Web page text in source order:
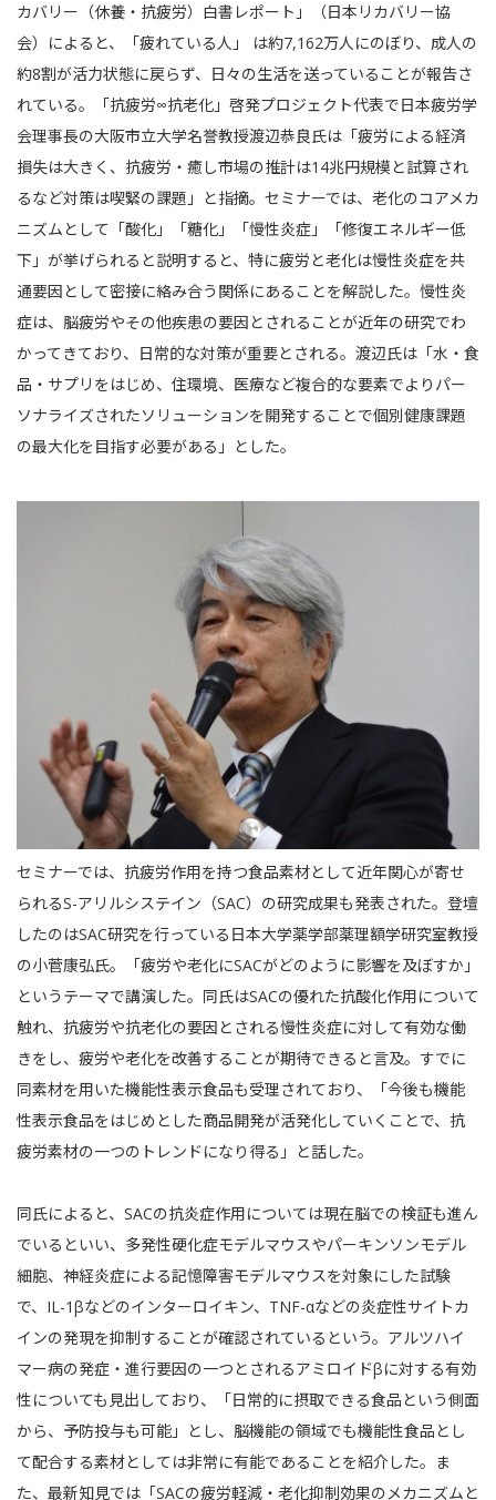
カバリー（休養・抗疲労）白書レポート」（日本リカバリー協
会）によると、「疲れている人」 は約7,162万人にのぼり、成人の
約8割が活力状態に戻らず、日々の生活を送っていることが報告さ
れている。「抗疲労∞抗老化」啓発プロジェクト代表で日本疲労学
会理事長の大阪市立大学名誉教授渡辺恭良氏は「疲労による経済
損失は大きく、抗疲労・癒し市場の推計は14兆円規模と試算され
るなど対策は喫緊の課題」と指摘。セミナーでは、老化のコアメカ
ニズムとして「酸化」「糖化」「慢性炎症」「修復エネルギー低
下」が挙げられると説明すると、特に疲労と老化は慢性炎症を共
通要因として密接に絡み合う関係にあることを解説した。慢性炎
症は、脳疲労やその他疾患の要因とされることが近年の研究でわ
かってきており、日常的な対策が重要とされる。渡辺氏は「水・食
品・サプリをはじめ、住環境、医療など複合的な要素でよりパー
ソナライズされたソリューションを開発することで個別健康課題
の最大化を目指す必要がある」とした。
セミナーでは、抗疲労作用を持つ食品素材として近年関心が寄せ
られるS-アリルシステイン（SAC）の研究成果も発表された。登壇
したのはSAC研究を行っている日本大学薬学部薬理額学研究室教授
の小菅康弘氏。「疲労や老化にSACがどのように影響を及ぼすか」
というテーマで講演した。同氏はSACの優れた抗酸化作用について
触れ、抗疲労や抗老化の要因とされる慢性炎症に対して有効な働
きをし、疲労や老化を改善することが期待できると言及。すでに
同素材を用いた機能性表示食品も受理されており、「今後も機能
性表示食品をはじめとした商品開発が活発化していくことで、抗
疲労素材の一つのトレンドになり得る」と話した。
同氏によると、SACの抗炎症作用については現在脳での検証も進ん
でいるといい、多発性硬化症モデルマウスやパーキンソンモデル
細胞、神経炎症による記憶障害モデルマウスを対象にした試験
で、IL-1βなどのインターロイキン、TNF-αなどの炎症性サイトカ
インの発現を抑制することが確認されているという。アルツハイ
マー病の発症・進行要因の一つとされるアミロイドβに対する有効
性についても見出しており、「日常的に摂取できる食品という側面
から、予防投与も可能」とし、脳機能の領域でも機能性食品とし
て配合する素材としては非常に有能であることを紹介した。ま
た、最新知見では「SACの疲労軽減・老化抑制効果のメカニズムと